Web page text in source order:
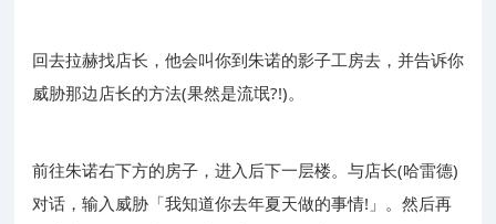
回去拉赫找店长，他会叫你到朱诺的影子工房去，并告诉你
威胁那边店长的方法(果然是流氓?!)。
前往朱诺右下方的房子，进入后下一层楼。与店长(哈雷德)
对话，输入威胁「我知道你去年夏天做的事情!」。然后再